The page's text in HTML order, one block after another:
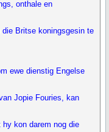
onthale en
Britse koningsgesin te
ewe dienstig Engelse
Jopie Fouries, kan
kon darem nog die